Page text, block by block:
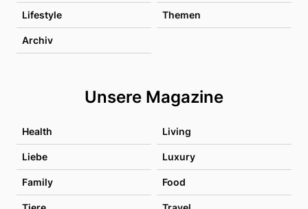
Lifestyle Themen
Archiv
Unsere Magazine
Health Living
Liebe Luxury
Family Food